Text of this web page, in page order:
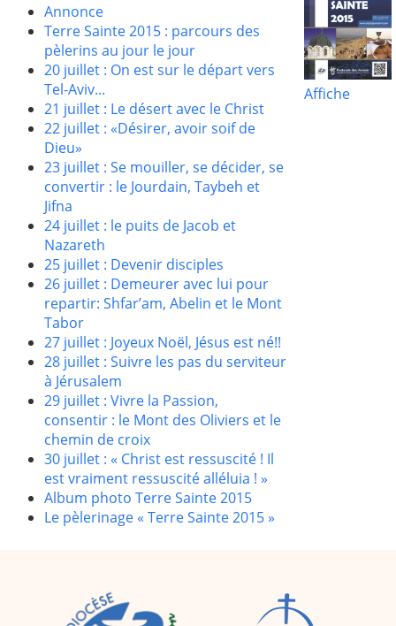
Affiche
Annonce
Terre Sainte 2015 : parcours des
pèlerins au jour le jour
20 juillet : On est sur le départ vers
Tel-Aviv...
21 juillet : Le désert avec le Christ
22 juillet : «Désirer, avoir soif de
Dieu»
23 juillet : Se mouiller, se décider, se
convertir : le Jourdain, Taybeh et
Jifna
24 juillet : le puits de Jacob et
Nazareth
25 juillet : Devenir disciples
26 juillet : Demeurer avec lui pour
repartir: Shfar’am, Abelin et le Mont
Tabor
27 juillet : Joyeux Noël, Jésus est né!!
28 juillet : Suivre les pas du serviteur
à Jérusalem
29 juillet : Vivre la Passion,
consentir : le Mont des Oliviers et le
chemin de croix
30 juillet : « Christ est ressuscité ! Il
est vraiment ressuscité alléluia ! »
Album photo Terre Sainte 2015
Le pèlerinage « Terre Sainte 2015 »